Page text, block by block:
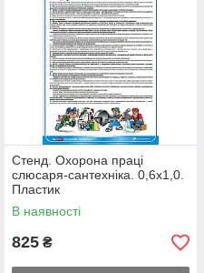
Стенд. Охорона праці
слюсаря-сантехніка. 0,6х1,0.
Пластик
В наявності
825 ₴